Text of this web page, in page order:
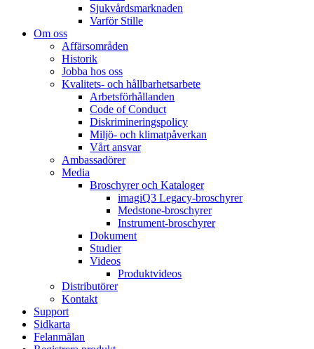
Sjukvårdsmarknaden
Varför Stille
Om oss
Affärsområden
Historik
Jobba hos oss
Kvalitets- och hållbarhetsarbete
Arbetsförhållanden
Code of Conduct
Diskrimineringspolicy
Miljö- och klimatpåverkan
Vårt ansvar
Ambassadörer
Media
Broschyrer och Kataloger
imagiQ3 Legacy-broschyrer
Medstone-broschyrer
Instrument-broschyrer
Dokument
Studier
Videos
Produktvideos
Distributörer
Kontakt
Support
Sidkarta
Felanmälan